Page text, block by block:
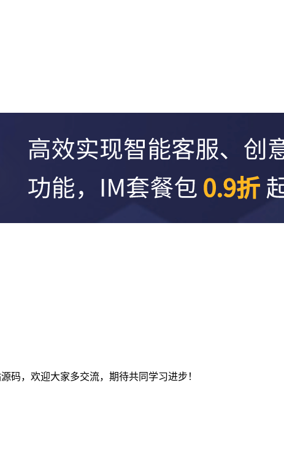
码，欢迎大家多交流，期待共同学习进步！